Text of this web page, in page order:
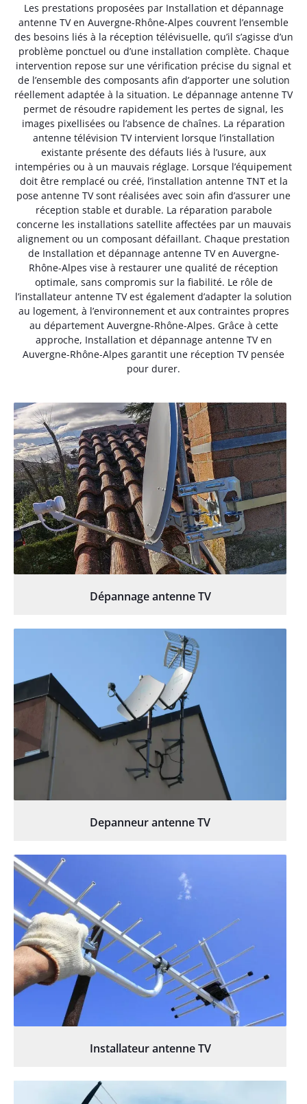
Les prestations proposées par Installation et dépannage
antenne TV en Auvergne-Rhône-Alpes couvrent l’ensemble
des besoins liés à la réception télévisuelle, qu’il s’agisse d’un
problème ponctuel ou d’une installation complète. Chaque
intervention repose sur une vérification précise du signal et
de l’ensemble des composants afin d’apporter une solution
réellement adaptée à la situation. Le dépannage antenne TV
permet de résoudre rapidement les pertes de signal, les
images pixellisées ou l’absence de chaînes. La réparation
antenne télévision TV intervient lorsque l’installation
existante présente des défauts liés à l’usure, aux
intempéries ou à un mauvais réglage. Lorsque l’équipement
doit être remplacé ou créé, l’installation antenne TNT et la
pose antenne TV sont réalisées avec soin afin d’assurer une
réception stable et durable. La réparation parabole
concerne les installations satellite affectées par un mauvais
alignement ou un composant défaillant. Chaque prestation
de Installation et dépannage antenne TV en Auvergne-
Rhône-Alpes vise à restaurer une qualité de réception
optimale, sans compromis sur la fiabilité. Le rôle de
l’installateur antenne TV est également d’adapter la solution
au logement, à l’environnement et aux contraintes propres
au département Auvergne-Rhône-Alpes. Grâce à cette
approche, Installation et dépannage antenne TV en
Auvergne-Rhône-Alpes garantit une réception TV pensée
pour durer.
Dépannage antenne TV
Depanneur antenne TV
Installateur antenne TV